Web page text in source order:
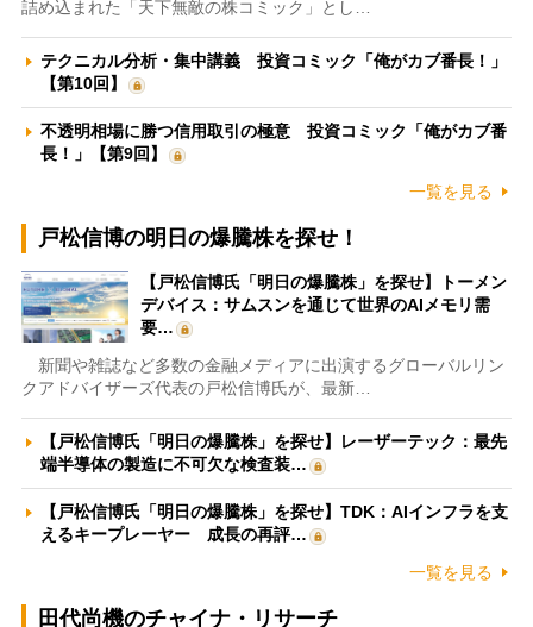
詰め込まれた「天下無敵の株コミック」とし…
テクニカル分析・集中講義 投資コミック「俺がカブ番長！」
【第10回】
不透明相場に勝つ信用取引の極意 投資コミック「俺がカブ番
長！」【第9回】
一覧を見る
戸松信博の明日の爆騰株を探せ！
【戸松信博氏「明日の爆騰株」を探せ】トーメン
デバイス：サムスンを通じて世界のAIメモリ需
要…
新聞や雑誌など多数の金融メディアに出演するグローバルリン
クアドバイザーズ代表の戸松信博氏が、最新…
【戸松信博氏「明日の爆騰株」を探せ】レーザーテック：最先
端半導体の製造に不可欠な検査装…
【戸松信博氏「明日の爆騰株」を探せ】TDK：AIインフラを支
えるキープレーヤー 成長の再評…
一覧を見る
田代尚機のチャイナ・リサーチ